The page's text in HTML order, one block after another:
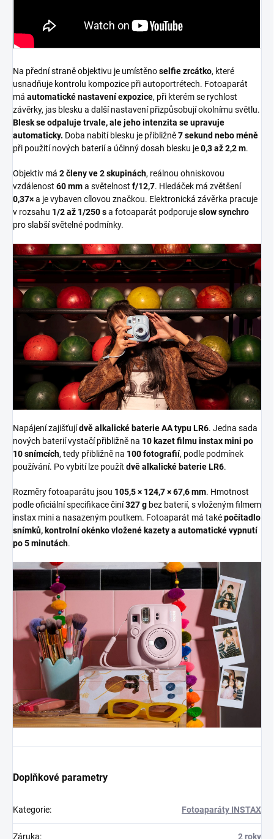
Na přední straně objektivu je umístěnoselfie zrcátko, které
usnadňuje kontrolu kompozice při autoportrétech. Fotoaparát
má automatické nastavení expozice, při kterém se rychlost
závěrky, jas blesku a další nastavení přizpůsobují okolnímu světlu.
Blesk se odpaluje trvale, ale jeho intenzita se upravuje
automaticky. Doba nabití blesku je přibližně7 sekund nebo méně
při použití nových baterií a účinný dosah blesku je0,3 až 2,2 m.
Objektiv má 2 členy ve 2 skupinách, reálnou ohniskovou
vzdálenost 60 mma světelnost f/12,7. Hledáček má zvětšení
0,37×a je vybaven cílovou značkou. Elektronická závěrka pracuje
v rozsahu 1/2 až 1/250 sa fotoaparát podporujeslow synchro
pro slabší světelné podmínky.
Napájení zajišťujídvě alkalické baterie AA typu LR6. Jedna sada
nových baterií vystačí přibližně na 10 kazet filmu instax mini po
10 snímcích, tedy přibližně na 100 fotografií, podle podmínek
používání. Po vybití lze použít dvě alkalické baterie LR6.
Rozměry fotoaparátu jsou 105,5 × 124,7 × 67,6 mm. Hmotnost
podle oficiální specifikace činí327 g bez baterií, s vloženým filmem
instax mini a nasazeným poutkem. Fotoaparát má taképočítadlo
snímků, kontrolní okénko vložené kazety a automatické vypnutí
po 5 minutách.
Doplňkové parametry
Kategorie: Fotoaparáty INSTAX
Záruka: 2 roky